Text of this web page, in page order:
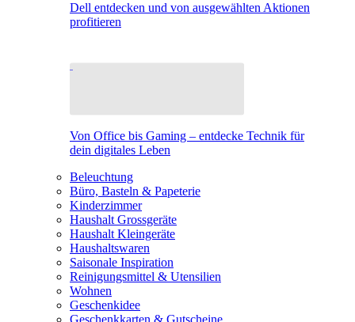
Dell entdecken und von ausgewählten Aktionen
profitieren
Von Office bis Gaming – entdecke Technik für
dein digitales Leben
Beleuchtung
Büro, Basteln & Papeterie
Kinderzimmer
Haushalt Grossgeräte
Haushalt Kleingeräte
Haushaltswaren
Saisonale Inspiration
Reinigungsmittel & Utensilien
Wohnen
Geschenkidee
Geschenkkarten & Gutscheine